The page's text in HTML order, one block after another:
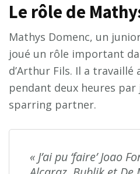
Le rôle de
Mathys Domenc, un
joué un rôle important
d’Arthur Fils. Il a travaillé
pendant deux heures
sparring partner.
« J’ai pu ‘faire’ Joao